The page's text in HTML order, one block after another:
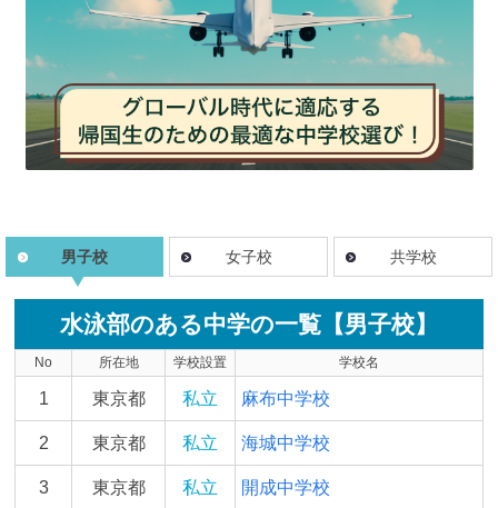
男子校 女子校 共学校
水泳部のある中学の一覧【男子校】
No 所在地 学校設置 学校名
1 東京都 私立 麻布中学校
2 東京都 私立 海城中学校
3 東京都 私立 開成中学校